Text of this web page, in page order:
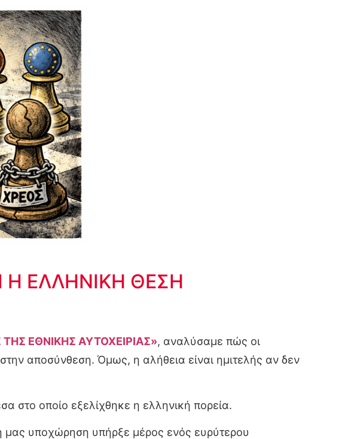
Η ΕΛΛΗΝΙΚΗ ΘΕΣΗ
ΕΘΝΙΚΗΣ ΑΥΤΟΧΕΙΡΙΑΣ», αναλύσαμε πώς οι
αποσύνθεση. Όμως, η αλήθεια είναι ημιτελής αν δεν
στο οποίο εξελίχθηκε η ελληνική πορεία.
μας υποχώρηση υπήρξε μέρος ενός ευρύτερου